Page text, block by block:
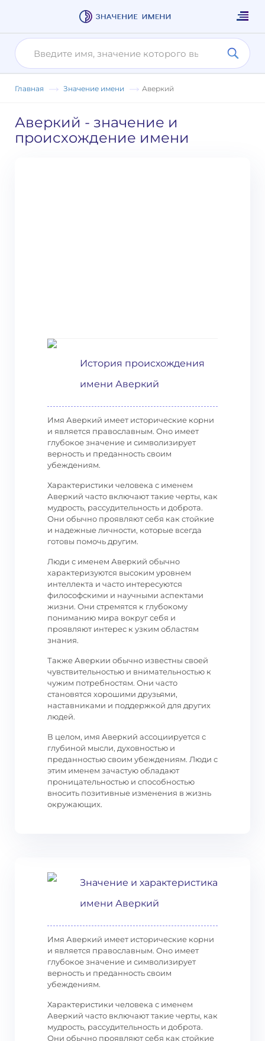
Главная Значение имени Аверкий
Аверкий - значение и
происхождение имени
История происхождения
имени Аверкий
Имя Аверкий имеет исторические корни
и является православным. Оно имеет
глубокое значение и символизирует
верность и преданность своим
убеждениям.
Характеристики человека с именем
Аверкий часто включают такие черты, как
мудрость, рассудительность и доброта.
Они обычно проявляют себя как стойкие
и надежные личности, которые всегда
готовы помочь другим.
Люди с именем Аверкий обычно
характеризуются высоким уровнем
интеллекта и часто интересуются
философскими и научными аспектами
жизни. Они стремятся к глубокому
пониманию мира вокруг себя и
проявляют интерес к узким областям
знания.
Также Аверкии обычно известны своей
чувствительностью и внимательностью к
чужим потребностям. Они часто
становятся хорошими друзьями,
наставниками и поддержкой для других
людей.
В целом, имя Аверкий ассоциируется с
глубиной мысли, духовностью и
преданностью своим убеждениям. Люди с
этим именем зачастую обладают
проницательностью и способностью
вносить позитивные изменения в жизнь
окружающих.
Значение и характеристика
имени Аверкий
Имя Аверкий имеет исторические корни
и является православным. Оно имеет
глубокое значение и символизирует
верность и преданность своим
убеждениям.
Характеристики человека с именем
Аверкий часто включают такие черты, как
мудрость, рассудительность и доброта.
Они обычно проявляют себя как стойкие